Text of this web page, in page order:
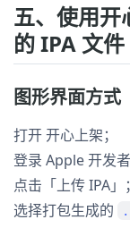
五、使用
的 IPA 文件
图形界面方式
打开 开心上架；
登录 Apple 开发者
点击「上传 IPA」；
选择打包生成的